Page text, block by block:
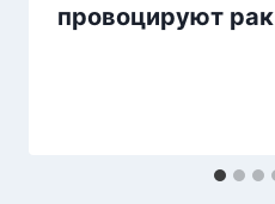
провоцируют рак